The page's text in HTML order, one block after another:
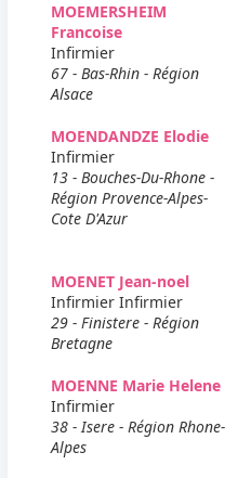
MOEMERSHEIM
Francoise
Infirmier
67 - Bas-Rhin - Région
Alsace
MOENDANDZE Elodie
Infirmier
13 - Bouches-Du-Rhone -
Région Provence-Alpes-
Cote D'Azur
MOENET Jean-noel
Infirmier Infirmier
29 - Finistere - Région
Bretagne
MOENNE Marie Helene
Infirmier
38 - Isere - Région Rhone-
Alpes